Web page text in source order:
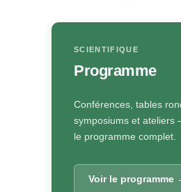
SCIENTIFIQUE
Programme
Conférences, tables
symposiums et ateliers
le programme complet.
Voir le programme